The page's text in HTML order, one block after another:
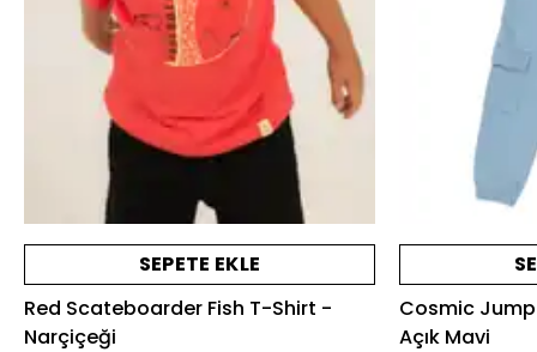
SEPETE EKLE
Red Scateboarder Fish T-Shirt -
Narçiçeği
Cosmic
Açık Mavi